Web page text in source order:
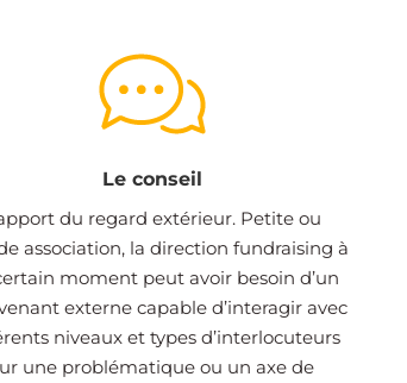
Le conseil
du regard extérieur. Petite ou
association, la direction fundraising à
moment peut avoir besoin d’un
externe capable d’interagir avec
niveaux et types d’interlocuteurs
une problématique ou un axe de